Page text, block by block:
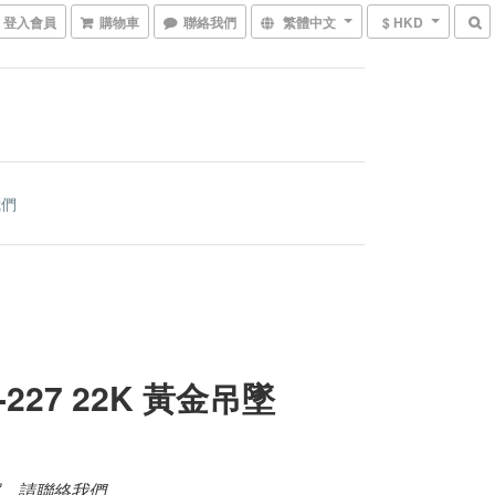
登入會員 購物車 聯絡我們 繁體中文 $ HKD
22K 黃金吊墜